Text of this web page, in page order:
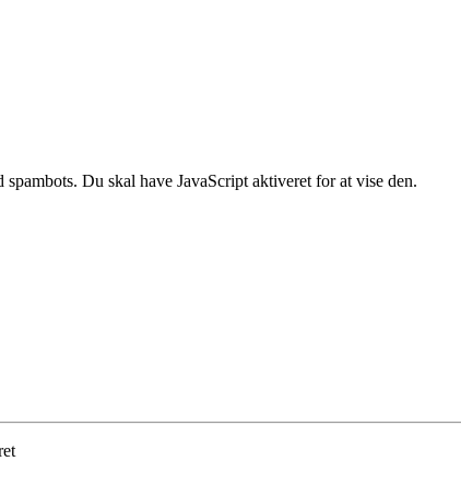
Du skal have JavaScript aktiveret for at vise den.